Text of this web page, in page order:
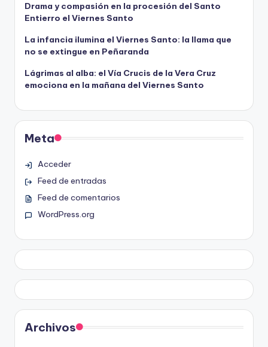
Drama y compasión en la procesión del Santo
Entierro el Viernes Santo
La infancia ilumina el Viernes Santo: la llama que
no se extingue en Peñaranda
Lágrimas al alba: el Vía Crucis de la Vera Cruz
emociona en la mañana del Viernes Santo
Meta
Acceder
Feed de entradas
Feed de comentarios
WordPress.org
Archivos